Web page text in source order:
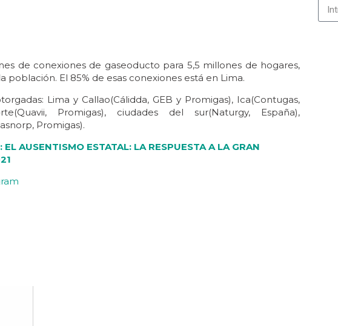
de conexiones de gaseoducto para 5,5 millones de hogares,
población. El 85% de esas conexiones está en Lima.
Lima y Callao(Cálidda, GEB y Promigas), Ica(Contugas,
Promigas), ciudades del sur(Naturgy, España),
Promigas).
AUSENTISMO ESTATAL: LA RESPUESTA A LA GRAN